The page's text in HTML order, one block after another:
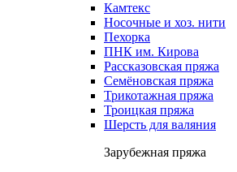
Камтекс
Носочные и хоз. нити
Пехорка
ПНК им. Кирова
Рассказовская пряжа
Семёновская пряжа
Трикотажная пряжа
Троицкая пряжа
Шерсть для валяния
Зарубежная пряжа